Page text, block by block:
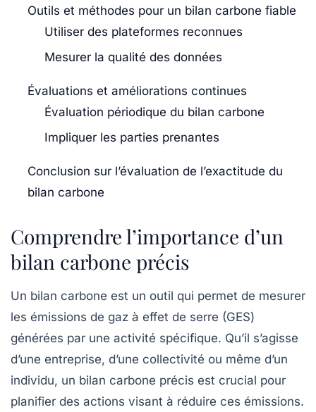
Outils et méthodes pour un bilan carbone fiable
Utiliser des plateformes reconnues
Mesurer la qualité des données
Évaluations et améliorations continues
Évaluation périodique du bilan carbone
Impliquer les parties prenantes
Conclusion sur l’évaluation de l’exactitude du
bilan carbone
Comprendre l’importance d’un
bilan carbone précis
Un bilan carbone est un outil qui permet de mesurer
les émissions de gaz à effet de serre (GES)
générées par une activité spécifique. Qu’il s’agisse
d’une entreprise, d’une collectivité ou même d’un
individu, un bilan carbone précis est crucial pour
planifier des actions visant à réduire ces émissions.